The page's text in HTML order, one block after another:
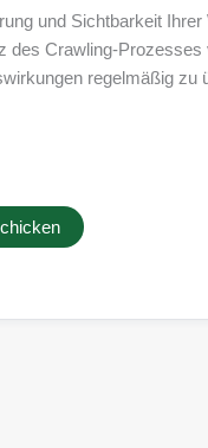
und Sichtbarkeit
Crawling-
regelmäßig